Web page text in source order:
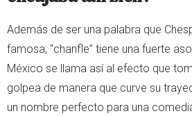
Además de ser una palabra que
famosa, “chanfle” tiene una fuerte
México se llama así al efecto que
golpea de manera que curve su
un nombre perfecto para una